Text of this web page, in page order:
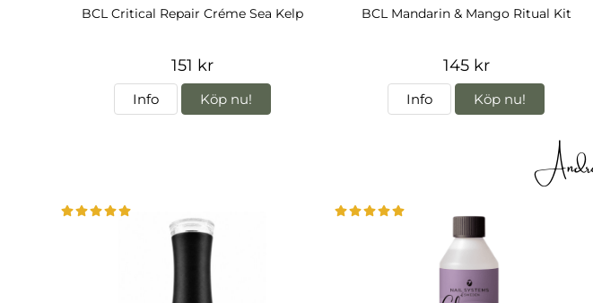
BCL Critical Repair Créme Sea Kelp
151 kr
Info Köp nu!
BCL Mandarin & Mango Ritual Kit
145 kr
Info Köp nu!
Andra